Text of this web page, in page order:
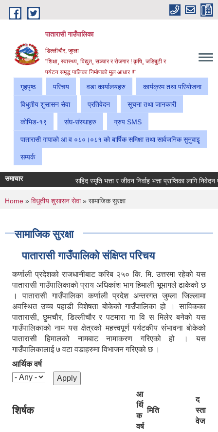
Skip to main content
पातारासी गाउँपालिका
डिल्लीचौर, जुम्ला
"शिक्षा¸ स्वास्थ्य¸ विद्युत¸ सञ्चार र रोजगार ! कृषि¸ जडिबुटी र
पर्यटन समृद्ध पालिका निर्माणको मुल आधार !!"
गृहपृष्ठ परिचय वडा कार्यालयहरु कार्यक्रम तथा परियोजना
विधुतीय शुसासन सेवा प्रतिवेदन सूचना तथा जानकारी
कोभिड-१९ संघ-संस्थाहरु ग्रुप SMS
पातारासी गापाको आ व ०८०।०८१ को बार्षिक समिक्षा तथा सार्वजनिक सुनुवाइृ
सम्पर्क
समाचार सहिद स्मृति भत्ता र जीवन निर्वाह भत्ता प्राप्तिका लागि निवेदन
You are here
Home » विधुतीय शुसासन सेवा» सामाजिक सुरक्षा
सामाजिक सुरक्षा
पातारासी गाउँपालिको संक्षिप्त परिचय
कर्णाली प्रदेशको राजधानीबाट करिब २५० कि. मि. उत्तरमा रहेको यस
पातारासी गाउँपालिकाको प्राय अधिकांश भाग हिमाली भूभागले ढाकेको छ
। पातारासी गाउँपालिका कर्णाली प्रदेश अन्तरगत जुम्ला जिल्लामा
अवस्थित उच्च पहाडी विशेषता बोकेको गाउँपालिका हो । साविकका
पातारासी, छुमचौर, डिल्लीचौर र पटमारा गा वि स मिलेर बनेको यस
गाउँपालिकाको नाम यस क्षेत्रको महत्त्वपूर्ण पर्यटकीय संभावना बोकेको
पातारासी हिमालको नामबाट नामाकरण गरिएको हो । यस
गाउँपालिकालाई ७ वटा वडाहरुमा विभाजन गरिएको छ ।
आर्थिक वर्ष
शिर्षक
आ
र्थि
क
वर्ष
मिति
द
स्ता
वेज